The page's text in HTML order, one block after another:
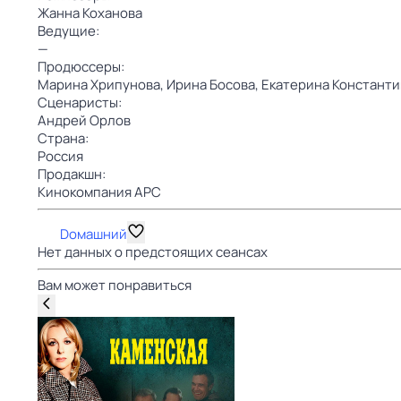
Жанна Коханова
Ведущие:
—
Продюссеры:
Марина Хрипунова, Ирина Босова, Екатерина
Сценаристы:
Андрей Орлов
Страна:
Россия
Продакшн:
Кинокомпания АРС
Dомашний
Нет данных о предстоящих сеансах
Вам может понравиться